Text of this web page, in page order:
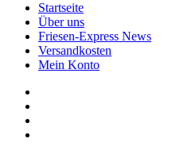
Startseite
Über uns
Friesen-Express News
Versandkosten
Mein Konto